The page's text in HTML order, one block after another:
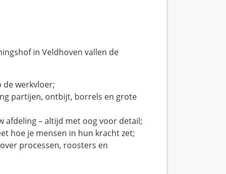
in Veldhoven vallen de
de werkvloer;
partijen, ontbijt, borrels en grote
afdeling – altijd met oog voor detail;
hoe je mensen in hun kracht zet;
processen, roosters en